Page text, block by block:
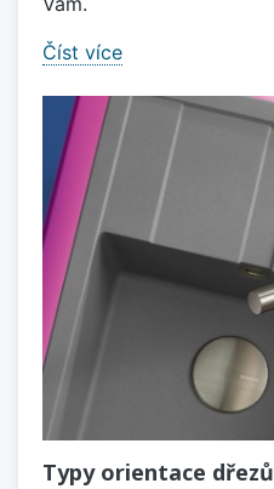
Číst více
Typy orientace dřezů